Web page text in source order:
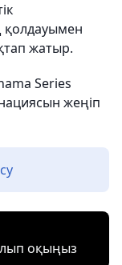
қолдауымен
жатыр.
Series
жеңіп
оқыңыз